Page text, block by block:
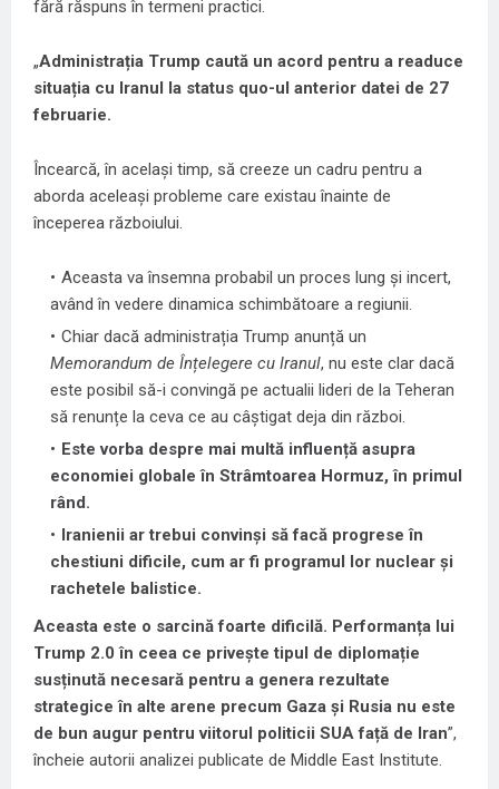
fără răspuns în termeni practici.
„Administrația Trump caută un acord pentru a readuce
situația cu Iranul la status quo-ul anterior datei de 27
februarie.
Încearcă, în același timp, să creeze un cadru pentru a
aborda aceleași probleme care existau înainte de
începerea războiului.
Aceasta va însemna probabil un proces lung și incert,
având în vedere dinamica schimbătoare a regiunii.
Chiar dacă administrația Trump anunță un
Memorandum de Înțelegere cu Iranul, nu este clar dacă
este posibil să-i convingă pe actualii lideri de la Teheran
să renunțe la ceva ce au câștigat deja din război.
Este vorba despre mai multă influență asupra
economiei globale în Strâmtoarea Hormuz, în primul
rând.
Iranienii ar trebui convinși să facă progrese în
chestiuni dificile, cum ar fi programul lor nuclear și
rachetele balistice.
Aceasta este o sarcină foarte dificilă. Performanța lui
Trump 2.0 în ceea ce privește tipul de diplomație
susținută necesară pentru a genera rezultate
strategice în alte arene precum Gaza și Rusia nu este
de bun augur pentru viitorul politicii SUA față de Iran”,
încheie autorii analizei publicate de Middle East Institute.